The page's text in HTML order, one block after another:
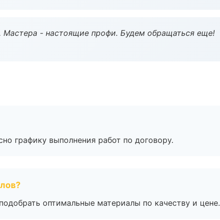
- настоящие профи. Будем обращаться еще!
графику выполнения работ по договору.
оптимальные материалы по качеству и цене.